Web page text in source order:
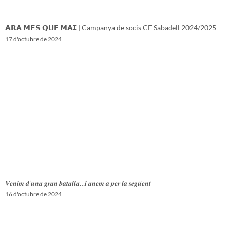
𝗔𝗥𝗔 𝗠𝗘́𝗦 𝗤𝗨𝗘 𝗠𝗔𝗜 | Campanya de socis CE Sabadell 2024/2025
17 d'octubre de 2024
𝑽𝒆𝒏𝒊𝒎 𝒅’𝒖𝒏𝒂 𝒈𝒓𝒂𝒏 𝒃𝒂𝒕𝒂𝒍𝒍𝒂…𝒊 𝒂𝒏𝒆𝒎 𝒂 𝒑𝒆𝒓 𝒍𝒂 𝒔𝒆𝒈𝒖̈𝒆𝒏𝒕
16 d'octubre de 2024